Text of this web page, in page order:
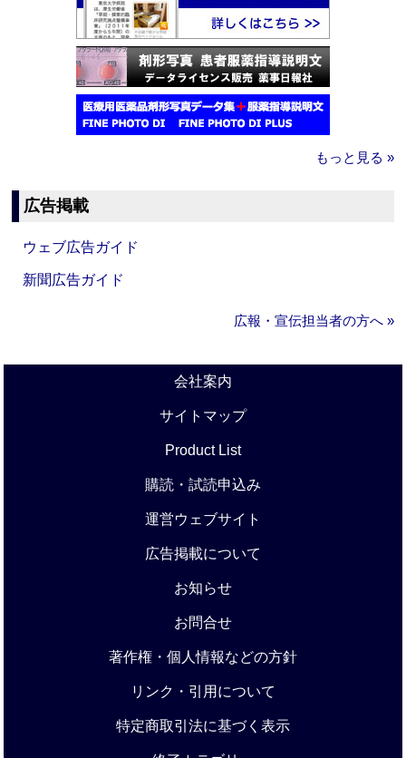
もっと見る »
広告掲載
ウェブ広告ガイド
新聞広告ガイド
広報・宣伝担当者の方へ »
会社案内
サイトマップ
Product List
購読・試読申込み
運営ウェブサイト
広告掲載について
お知らせ
お問合せ
著作権・個人情報などの方針
リンク・引用について
特定商取引法に基づく表示